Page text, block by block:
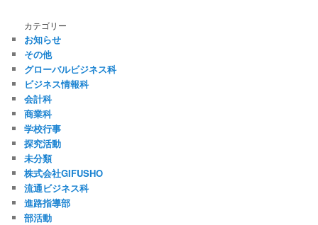
カテゴリー
お知らせ
その他
グローバルビジネス科
ビジネス情報科
会計科
商業科
学校行事
探究活動
未分類
株式会社GIFUSHO
流通ビジネス科
進路指導部
部活動